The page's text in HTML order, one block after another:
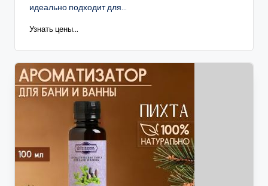
идеально подходит для...
Узнать цены...